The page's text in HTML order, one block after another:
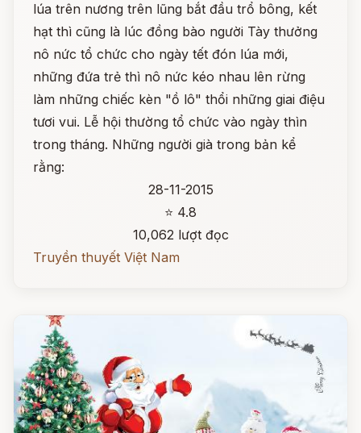
lúa trên nương trên lũng bắt đầu trổ bông, kết
hạt thì cũng là lúc đồng bào người Tày thưởng
nô nức tổ chức cho ngày tết đón lúa mới,
những đứa trẻ thì nô nức kéo nhau lên rừng
làm những chiếc kèn "ồ lô" thổi những giai điệu
tươi vui. Lễ hội thường tổ chức vào ngày thìn
trong tháng. Những người già trong bản kể
rằng:
28-11-2015
⭐ 4.8
10,062 lượt đọc
Truyền thuyết Việt Nam